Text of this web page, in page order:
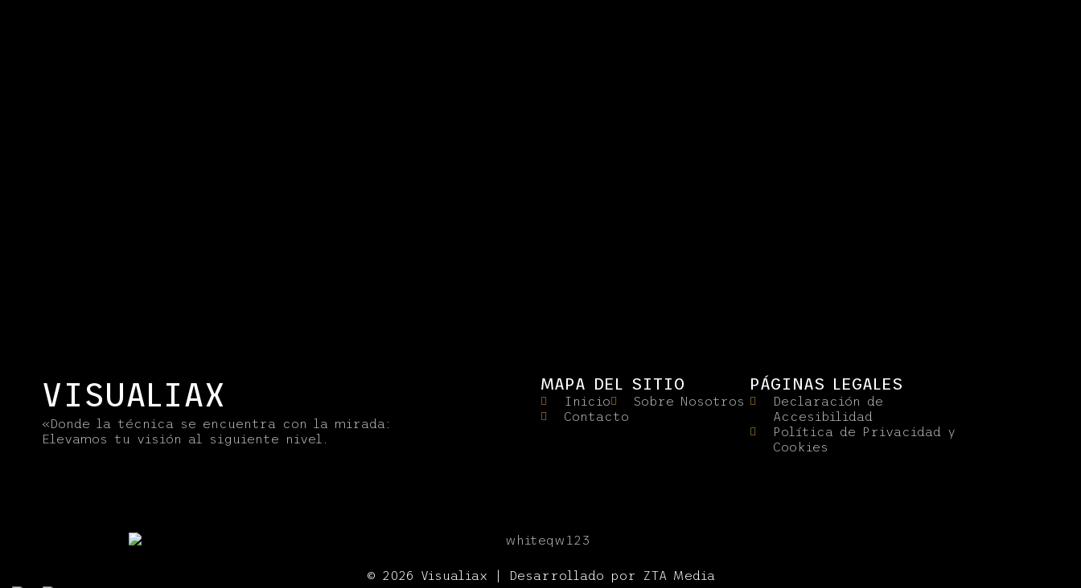
VISUALIAX
«Donde la técnica se encuentra con la mirada:
Elevamos tu visión al siguiente nivel.
MAPA DEL SITIO
Inicio
Sobre Nosotros
Contacto
PÁGINAS LEGALES
Declaración de
Accesibilidad
Política de Privacidad y
Cookies
© 2026 Visualiax | Desarrollado por ZTA Media